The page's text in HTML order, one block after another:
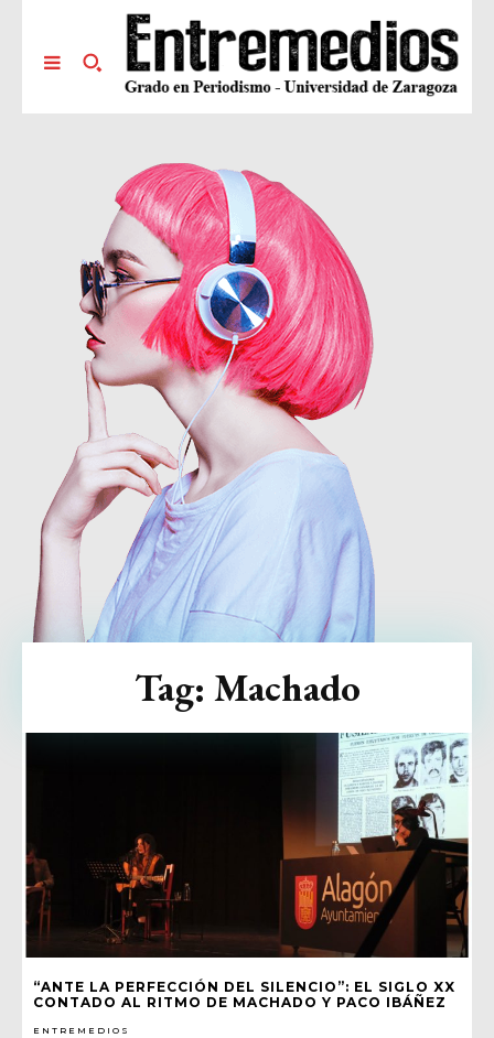
“ANTE LA PERFECCIÓN DEL SILENCIO”: EL SIGLO XX
CONTADO AL RITMO DE MACHADO Y PACO IBÁÑEZ
ENTREMEDIOS
Tag: Machado